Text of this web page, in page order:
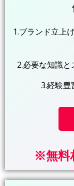
1.ブランド立上
2.必要な知識
3.経験豊
※無料